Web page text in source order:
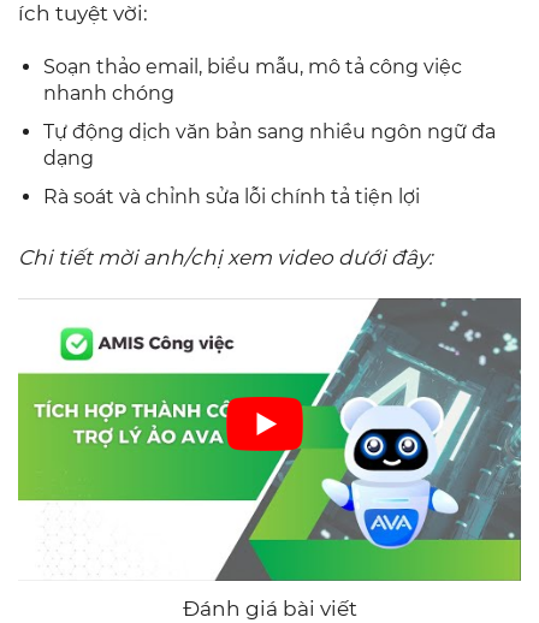
ích tuyệt vời:
Soạn thảo email, biểu mẫu, mô tả công việc
nhanh chóng
Tự động dịch văn bản sang nhiều ngôn ngữ đa
dạng
Rà soát và chỉnh sửa lỗi chính tả tiện lợi
Chi tiết mời anh/chị xem video dưới đây:
Đánh giá bài viết